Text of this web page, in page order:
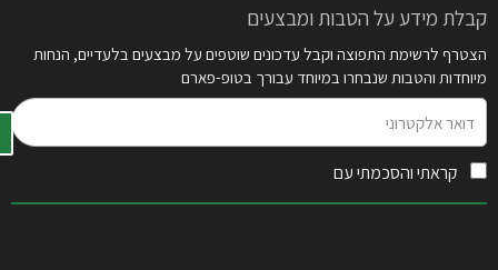
קבלת מידע על הטבות ומבצעים
הצטרף לרשימת התפוצה וקבל עדכונים שוטפים על מבצעים בלעדיים, הנחות
מיוחדות והטבות שנבחרו במיוחד עבורך בטופ-פארם
אלקטרוני
קראתי והסכמתי עם